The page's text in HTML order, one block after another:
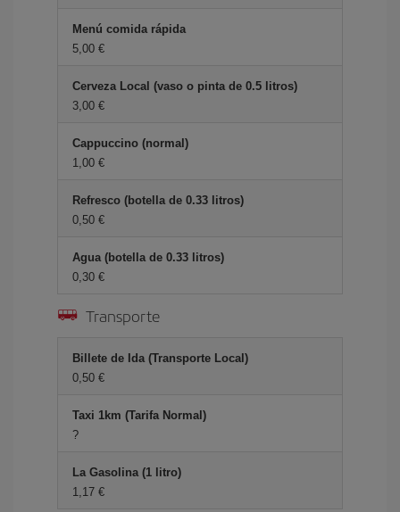
Menú comida rápida
5,00
Cerveza Local (vaso o pinta de 0.5 litros)
3,00
Cappuccino (normal)
1,00
Refresco (botella de 0.33 litros)
0,50
Agua (botella de 0.33 litros)
0,30
Transporte
Billete de Ida (Transporte Local)
0,50
Taxi 1km (Tarifa Normal)
?
La Gasolina (1 litro)
1,17